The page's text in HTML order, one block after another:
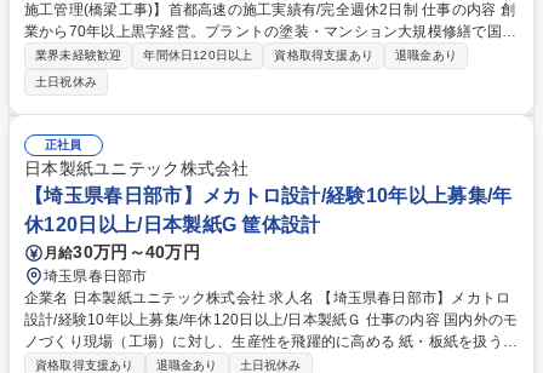
施工管理(橋梁工事)】首都高速の施工実績有/完全週休2日制 仕事の内容 創
業から70年以上黒字経営。プラントの塗装・マンション大規模修繕で国内
トップの実績を誇り、不動産・広告・金融など様々な異業界に積極投資中
の当社にて橋梁工事・送電鉄塔工事の施工管理業務をお任せします。 【詳
細】■安全、品質、工程、予算の管理 ■協力会社の管理・指導 ■施主・設計
事務所との打合せ など ※首都高速道路や横浜ベイブリッジなどの交通イ
ンフラ改修実績があります！ 【入社後】教育に関しては現在のお住まいか
ら近いインフラ管轄の営業所にて行います。 その後は橋梁または首都高現
場のある地域へ出張していただき、キャリアをスタートします。 募集職種
沖縄・九州【土木施工管理(橋梁工事)】首都高速の施工実績有/完全週休2
日制
業界未経験歓迎 年間休日120日以上 資格取得支援あり
退職金あり
土日祝休み
正社員
日本製紙ユニテック株式会社
【埼玉県春日部市】メカトロ設計/経験10年以上募集/年
休120日以上/日本製紙G 筐体設計
月給30万円～40万円
埼玉県春日部市
企業名 日本製紙ユニテック株式会社 求人名 【埼玉県春日部市】メカトロ
設計/経験10年以上募集/年休120日以上/日本製紙Ｇ 仕事の内容 国内外のモ
ノづくり現場（工場）に対し、生産性を飛躍的に高める 紙・板紙を扱う省
力化装置などの企画・設計・組立・保守を通じて 安全で効率的な生産環境
資格取得支援あり 退職金あり 土日祝休み